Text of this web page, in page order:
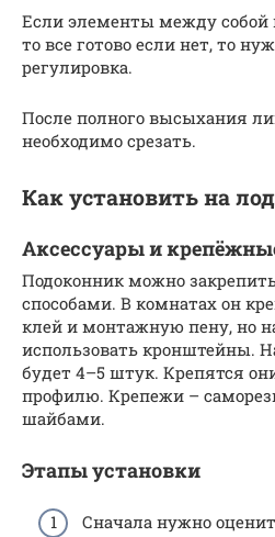
Если элементы между
то все готово если нет, то
регулировка.
После полного высыхания
необходимо срезать.
Как установить на
Аксессуары и
Подоконник можно
способами. В комнатах он
клей и монтажную пену, но
использовать кронштейны.
будет 4–5 штук. Крепятся
профилю. Крепежи –
шайбами.
Этапы установки
Сначала нужно